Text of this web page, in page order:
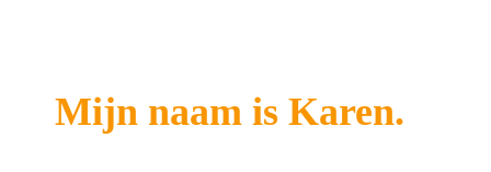
Mijn naam is Karen.